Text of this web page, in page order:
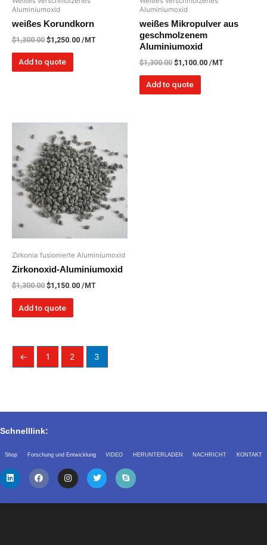
Aluminiumoxid
weißes Korundkorn
$1,300.00 $1,250.00 /MT
Add to quote
Aluminiumoxid
weißes Mikropulver aus
geschmolzenem
Aluminiumoxid
$1,300.00 $1,100.00 /MT
Add to quote
Zirkonia fusionierte Aluminiumoxid
Zirkonoxid-Aluminiumoxid
$1,300.00 $1,150.00 /MT
Add to quote
← 1 2 3
Schnelllink:
Shop Forschung und Entwicklung VIDEO HERUNTERLADEN NACHRICHT KONTAKT